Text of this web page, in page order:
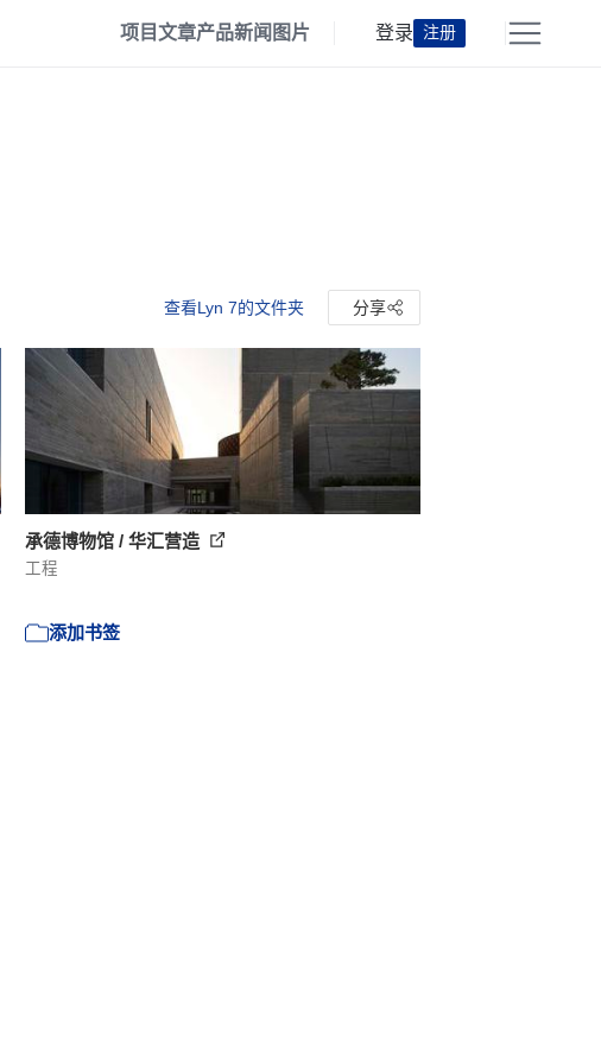
项目文章产品新闻 图片 登录 注册
查看Lyn 7的文件夹 分享
承德博物馆 / 华汇营造
工程
添加书签